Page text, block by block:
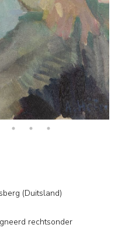
(Duitsland)
rechtsonder